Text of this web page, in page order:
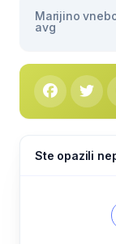
Marijino
avg
Ste opazili